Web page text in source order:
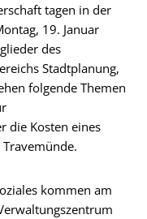
tagen in der
19. Januar
des
Stadtplanung,
folgende Themen
die Kosten eines
kommen am